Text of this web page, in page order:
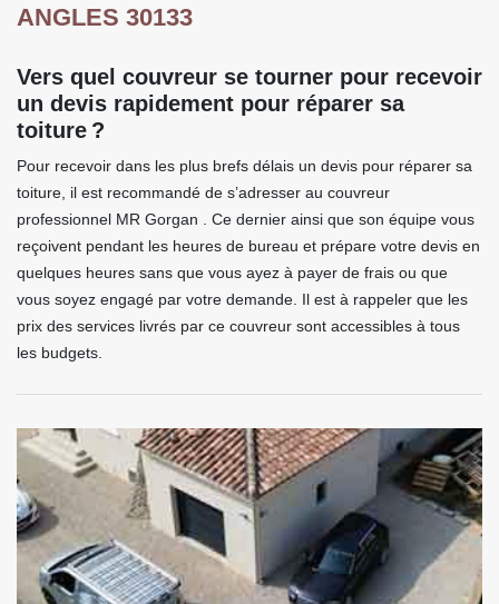
ANGLES 30133
Vers quel couvreur se tourner pour recevoir
un devis rapidement pour réparer sa
toiture ?
Pour recevoir dans les plus brefs délais un devis pour réparer sa
toiture, il est recommandé de s’adresser au couvreur
professionnel MR Gorgan . Ce dernier ainsi que son équipe vous
reçoivent pendant les heures de bureau et prépare votre devis en
quelques heures sans que vous ayez à payer de frais ou que
vous soyez engagé par votre demande. Il est à rappeler que les
prix des services livrés par ce couvreur sont accessibles à tous
les budgets.